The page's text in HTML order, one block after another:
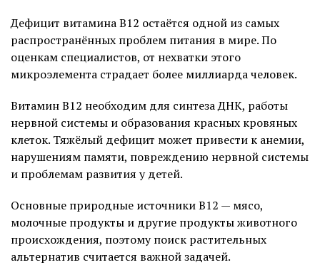
Дефицит витамина B12 остаётся одной из самых
распространённых проблем питания в мире. По
оценкам специалистов, от нехватки этого
микроэлемента страдает более миллиарда человек.
Витамин B12 необходим для синтеза ДНК, работы
нервной системы и образования красных кровяных
клеток. Тяжёлый дефицит может привести к анемии,
нарушениям памяти, повреждению нервной системы
и проблемам развития у детей.
Основные природные источники B12 — мясо,
молочные продукты и другие продукты животного
происхождения, поэтому поиск растительных
альтернатив считается важной задачей.